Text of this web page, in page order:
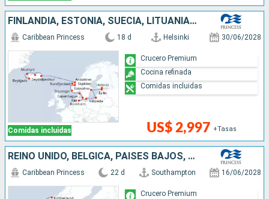
FINLANDIA, ESTONIA, SUECIA, LITUANIA, DINAMARCA, ALEMANIA, NORUEGA, ISLANDIA
Comidas incluidas
Caribbean Princess 18 d Helsinki 30/06/2028
US$ 2,997 +Tasas
Crucero Premium
Cocina refinada
Comidas incluidas
REINO UNIDO, BÉLGICA, PAISES BAJOS, NORUEGA, DINAMARCA, ALEMANIA, LETONIA, FINLANDIA, ESTONIA, SUECIA, LITUANIA
Caribbean Princess 22 d Southampton 16/06/2028
Crucero Premium